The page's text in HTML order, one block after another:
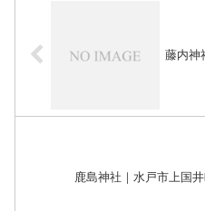
藤内神
鹿島神社｜水戸市上国